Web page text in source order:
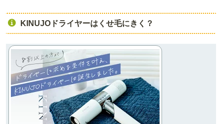
KINUJOドライヤーはくせ毛にきく？